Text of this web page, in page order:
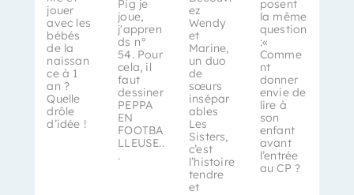
jouer
avec les
bébés
de la
naissan
ce à 1
an ?
Quelle
drôle
d’idée !
Pig je
joue,
j'appren
ds n°
54. Pour
cela, il
faut
dessiner
PEPPA
EN
FOOTBA
LLEUSE..
.
ez
Wendy
et
Marine,
un duo
de
sœurs
insépar
ables
Les
Sisters,
c’est
l’histoire
tendre
et
posent
la même
question
:«
Comme
nt
donner
envie de
lire à
son
enfant
avant
l’entrée
au CP ?